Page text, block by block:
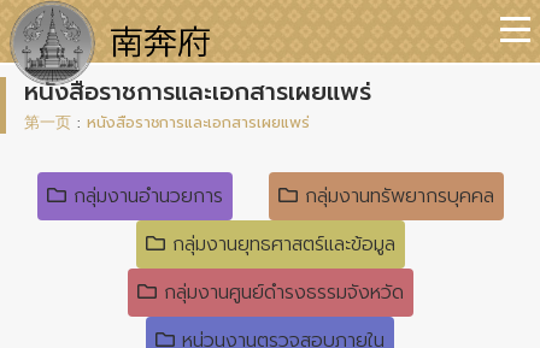
หนังสือราชการและเอกสารเผยแพร่
第一页 : หนังสือราชการและเอกสารเผยแพร่
กลุ่มงานอำนวยการ
กลุ่มงานทรัพยากรบุคคล
กลุ่มงานยุทธศาสตร์และข้อมูล
กลุ่มงานศูนย์ดำรงธรรมจังหวัด
หน่วนงานตรวจสอบภายใน